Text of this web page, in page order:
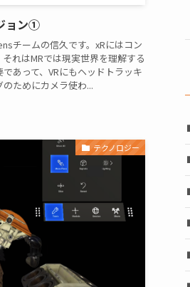
ョン①
チームの信久です。xRにはコン
れはMRでは現実世界を理解する
あって、VRにもヘッドトラッキ
ためにカメラ使わ...
テクノロジー